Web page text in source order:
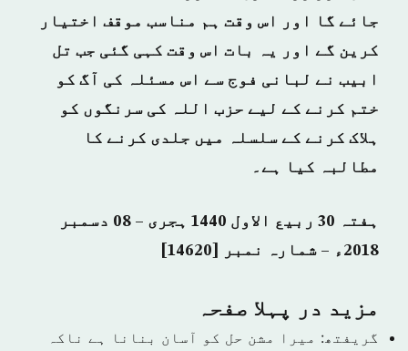
جائے گا اور اس وقت ہم مناسب موقف اختیار
کرین گے اور یہ بات اس وقت کہی گئی جب تل
ابیب نے لبانی فوج سے اس مسئلہ کی آگ کو
ختم کرنے کے لیے حزب اللہ کی سرنگوں کو
ہلاک کرنے کے سلسلہ میں جلدی کرنے کا
مطالبہ کیا ہے۔
ہفتہ 30 ربیع الاول 1440 ہجری – 08 دسمبر
2018ء – شمارہ نمبر [14620]
مزید در پہلا صفحہ
گریفتھ: میرا مشن حل کو آسان بنانا ہے ناکہ